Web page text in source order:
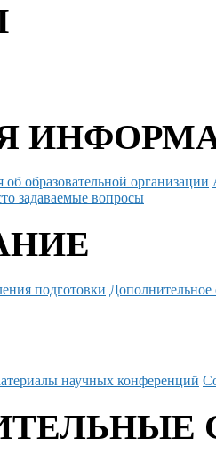
об образовательной организации
задаваемые вопросы
подготовки Дополнительное
научных конференций